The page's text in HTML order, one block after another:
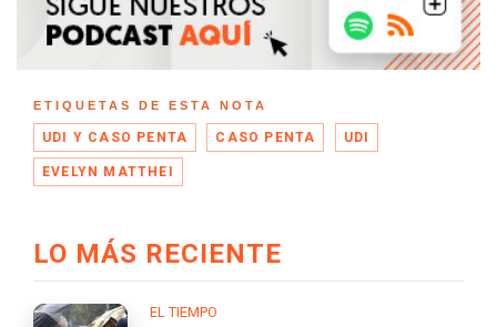
ETIQUETAS DE ESTA NOTA
UDI Y CASO PENTA CASO PENTA UDI
EVELYN MATTHEI
LO MÁS RECIENTE
EL TIEMPO